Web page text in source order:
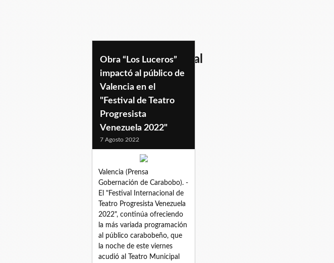
performancemusical
Obra “Los Luceros”
impactó al público de
Valencia en el
"Festival de Teatro
Progresista
Venezuela 2022"
7 Agosto 2022
Valencia (Prensa
Gobernación de Carabobo). -
El "Festival Internacional de
Teatro Progresista Venezuela
2022", continúa ofreciendo
la más variada programación
al público carabobeño, que
la noche de este viernes
acudió al Teatro Municipal